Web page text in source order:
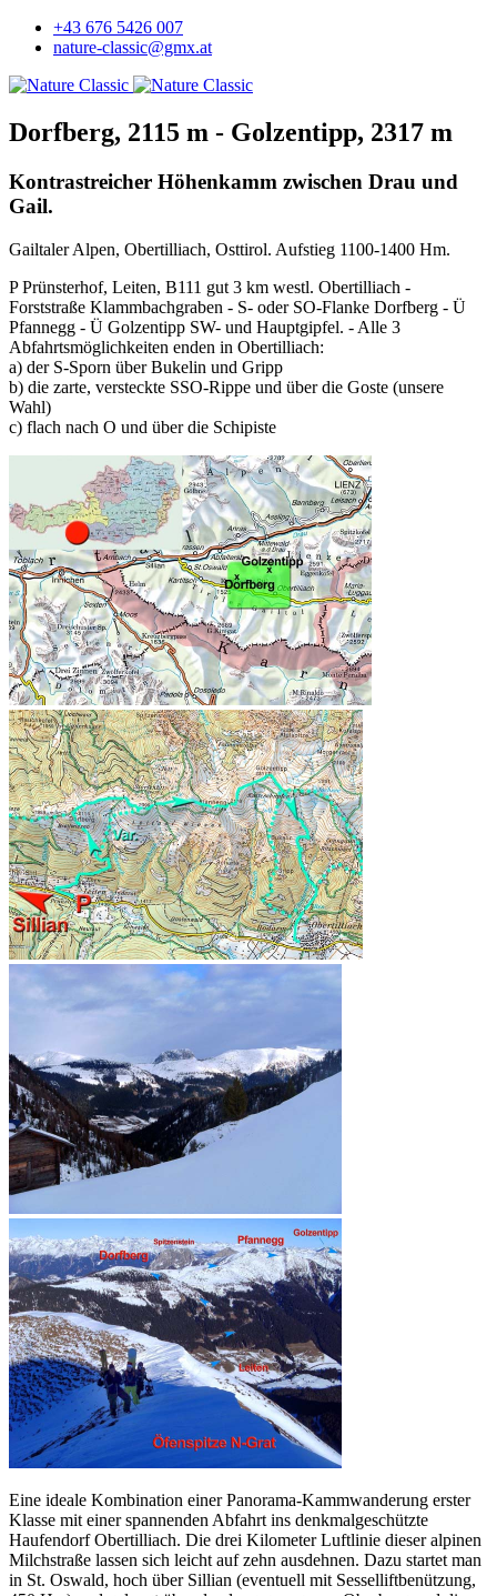
+43 676 5426 007
nature-classic@gmx.at
Dorfberg, 2115 m - Golzentipp, 2317 m
Kontrastreicher Höhenkamm zwischen Drau und
Gail.
Gailtaler Alpen, Obertilliach, Osttirol. Aufstieg 1100-1400 Hm.
P Prünsterhof, Leiten, B111 gut 3 km westl. Obertilliach -
Forststraße Klammbachgraben - S- oder SO-Flanke Dorfberg - Ü
Pfannegg - Ü Golzentipp SW- und Hauptgipfel. - Alle 3
Abfahrtsmöglichkeiten enden in Obertilliach:
a) der S-Sporn über Bukelin und Gripp
b) die zarte, versteckte SSO-Rippe und über die Goste (unsere
Wahl)
c) flach nach O und über die Schipiste
Eine ideale Kombination einer Panorama-Kammwanderung erster
Klasse mit einer spannenden Abfahrt ins denkmalgeschützte
Haufendorf Obertilliach. Die drei Kilometer Luftlinie dieser alpinen
Milchstraße lassen sich leicht auf zehn ausdehnen. Dazu startet man
in St. Oswald, hoch über Sillian (eventuell mit Sesselliftbenützung,